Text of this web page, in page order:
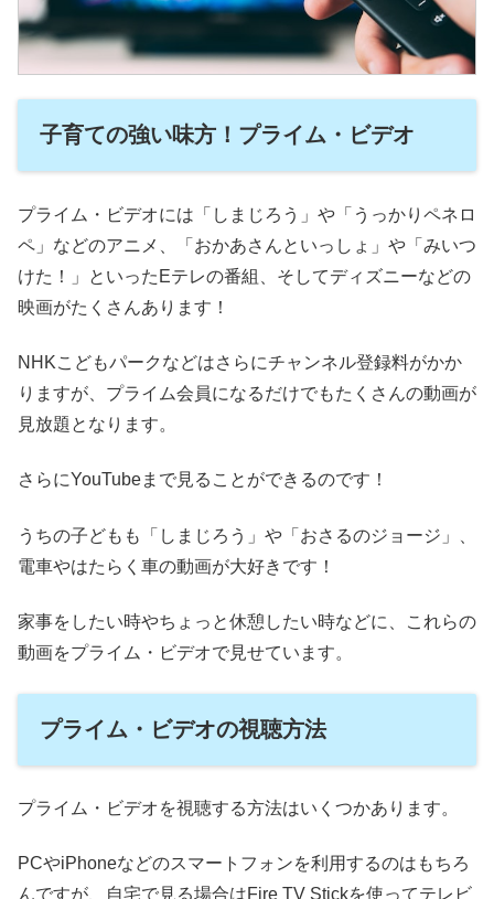
子育ての強い味方！プライム・ビデオ
プライム・ビデオには「しまじろう」や「うっかりペネロ
ペ」などのアニメ、「おかあさんといっしょ」や「みいつ
けた！」といったEテレの番組、そしてディズニーなどの
映画がたくさんあります！
NHKこどもパークなどはさらにチャンネル登録料がかか
りますが、プライム会員になるだけでもたくさんの動画が
見放題となります。
さらにYouTubeまで見ることができるのです！
うちの子どもも「しまじろう」や「おさるのジョージ」、
電車やはたらく車の動画が大好きです！
家事をしたい時やちょっと休憩したい時などに、これらの
動画をプライム・ビデオで見せています。
プライム・ビデオの視聴方法
プライム・ビデオを視聴する方法はいくつかあります。
PCやiPhoneなどのスマートフォンを利用するのはもちろ
んですが、自宅で見る場合はFire TV Stickを使ってテレビ